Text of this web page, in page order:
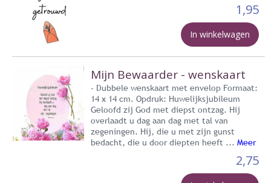
1,95
In winkelwagen
Mijn Bewaarder - wenskaart
- Dubbele wenskaart met envelop Formaat:
14 x 14 cm. Opdruk: Huwelijksjubileum
Geloofd zij God met diepst ontzag. Hij
overlaadt u dag aan dag met tal van
zegeningen. Hij, die u met zijn gunst
bedacht, die u door diepten heeft ... Meer
2,75